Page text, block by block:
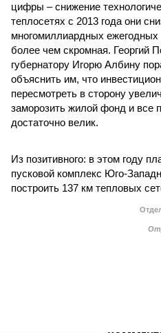
цифры – снижение
теплосетях с 2013 года они
многомиллиардных
более чем скромная. Георгий
губернатору Игорю Албину
объяснить им, что
пересмотреть в сторону
заморозить жилой фонд и все
достаточно велик.
Из позитивного: в этом году
пусковой комплекс Юго-
построить 137 км тепловых